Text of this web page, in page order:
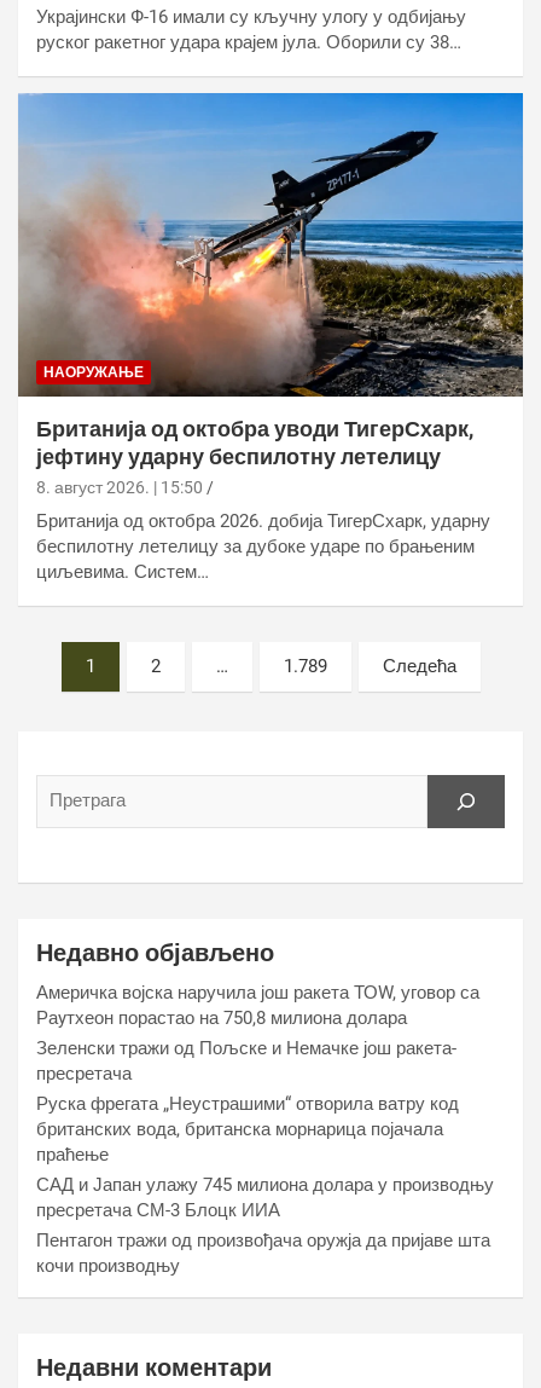
Украјински Ф-16 имали су кључну улогу у одбијању
руског ракетног удара крајем јула. Оборили су 38…
НАОРУЖАЊЕ
Британија од октобра уводи ТигерСхарк,
јефтину ударну беспилотну летелицу
8. август 2026. | 15:50
Британија од октобра 2026. добија ТигерСхарк, ударну
беспилотну летелицу за дубоке ударе по брањеним
циљевима. Систем…
Постс
пагинатион
1 2 … 1.789 Следећа
Недавно објављено
Америчка војска наручила још ракета ТОW, уговор са
Раyтхеон порастао на 750,8 милиона долара
Зеленски тражи од Пољске и Немачке још ракета-
пресретача
Руска фрегата „Неустрашими“ отворила ватру код
британских вода, британска морнарица појачала
праћење
САД и Јапан улажу 745 милиона долара у производњу
пресретача СМ-3 Блоцк ИИА
Пентагон тражи од произвођача оружја да пријаве шта
кочи производњу
Недавни коментари